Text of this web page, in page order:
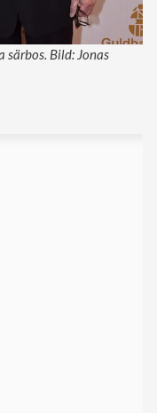
Bild: Jonas